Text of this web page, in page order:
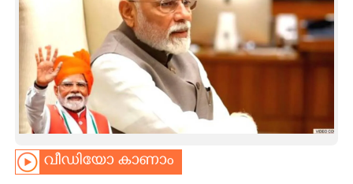
ART
ASTRO
CARTOONS
വീഡിയോ കാണാം